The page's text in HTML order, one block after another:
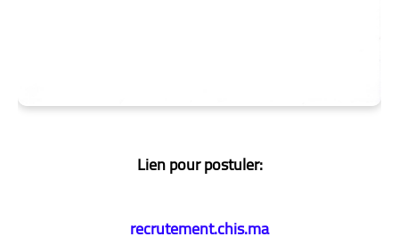
Lien pour postuler:
recrutement.chis.ma